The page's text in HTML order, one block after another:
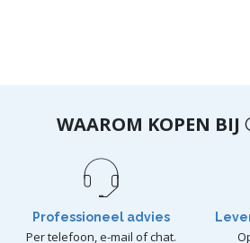
WAAROM KOPEN BIJ
Professioneel advies
Per telefoon, e-mail of chat.